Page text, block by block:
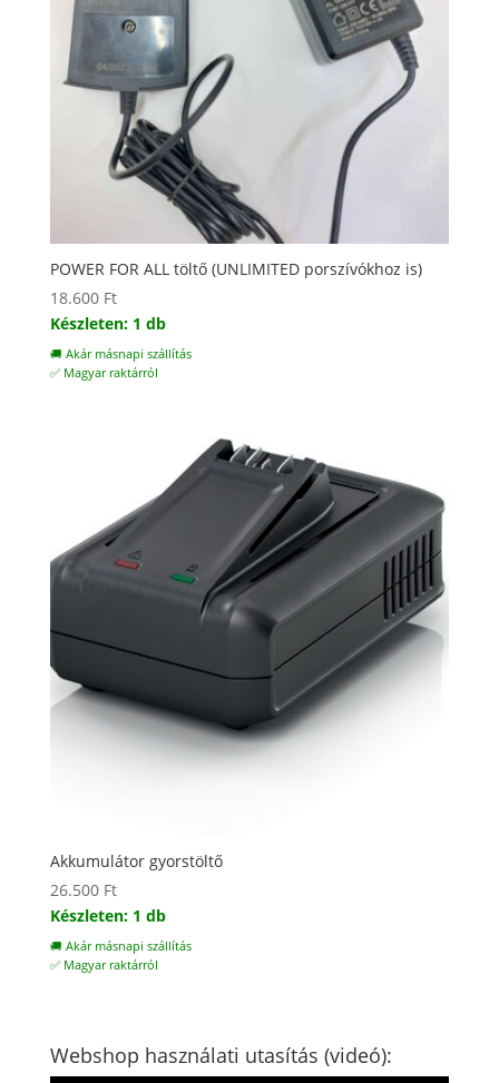
POWER FOR ALL töltő (UNLIMITED porszívókhoz is)
18.600 Ft
Készleten: 1 db
🚚 Akár másnapi szállítás
✅ Magyar raktárról
Akkumulátor gyorstöltő
26.500 Ft
Készleten: 1 db
🚚 Akár másnapi szállítás
✅ Magyar raktárról
Webshop használati utasítás (videó):